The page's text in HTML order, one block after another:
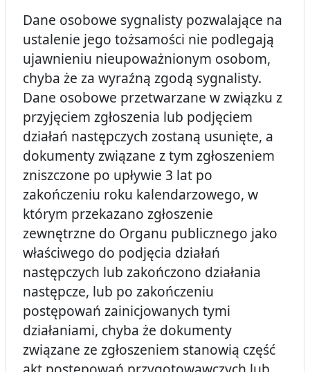
Dane osobowe sygnalisty pozwalające na
ustalenie jego tożsamości nie podlegają
ujawnieniu nieupoważnionym osobom,
chyba że za wyraźną zgodą sygnalisty.
Dane osobowe przetwarzane w związku z
przyjęciem zgłoszenia lub podjęciem
działań następczych zostaną usunięte, a
dokumenty związane z tym zgłoszeniem
zniszczone po upływie 3 lat po
zakończeniu roku kalendarzowego, w
którym przekazano zgłoszenie
zewnętrzne do Organu publicznego jako
właściwego do podjęcia działań
następczych lub zakończono działania
następcze, lub po zakończeniu
postępowań zainicjowanych tymi
działaniami, chyba że dokumenty
związane ze zgłoszeniem stanowią część